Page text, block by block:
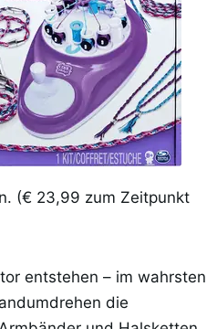
(€ 23,99 zum Zeitpunkt
entstehen – im wahrsten
die